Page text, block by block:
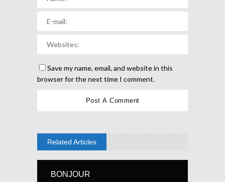
Save my name, email, and website in this
browser for the next time I comment.
Related Articles
BONJOUR